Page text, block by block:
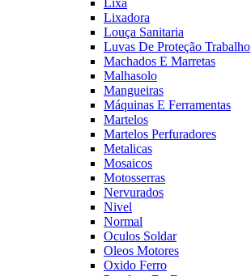
Lixa
Lixadora
Louça Sanitaria
Luvas De Proteção Trabalho
Machados E Marretas
Malhasolo
Mangueiras
Máquinas E Ferramentas
Martelos
Martelos Perfuradores
Metalicas
Mosaicos
Motosserras
Nervurados
Nivel
Normal
Oculos Soldar
Oleos Motores
Oxido Ferro